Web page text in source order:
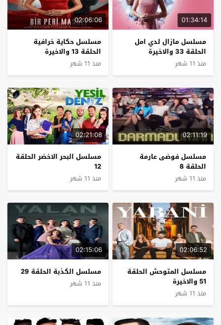
01:34:14
مسلسل مازال لدي امل
الحلقة 33 والاخيرة
منذ 11 شهر
02:06:06
مسلسل حكاية خرافية
الحلقة 13 والاخيرة
منذ 11 شهر
02:11:19
مسلسل فوضى عارمة
الحلقة 8
منذ 11 شهر
02:21:08
مسلسل البحر الاخضر الحلقة
12
منذ 11 شهر
02:06:52
مسلسل المتوحش الحلقة
51 والاخيرة
منذ 11 شهر
02:15:06
مسلسل الكذبة الحلقة 29
منذ 11 شهر